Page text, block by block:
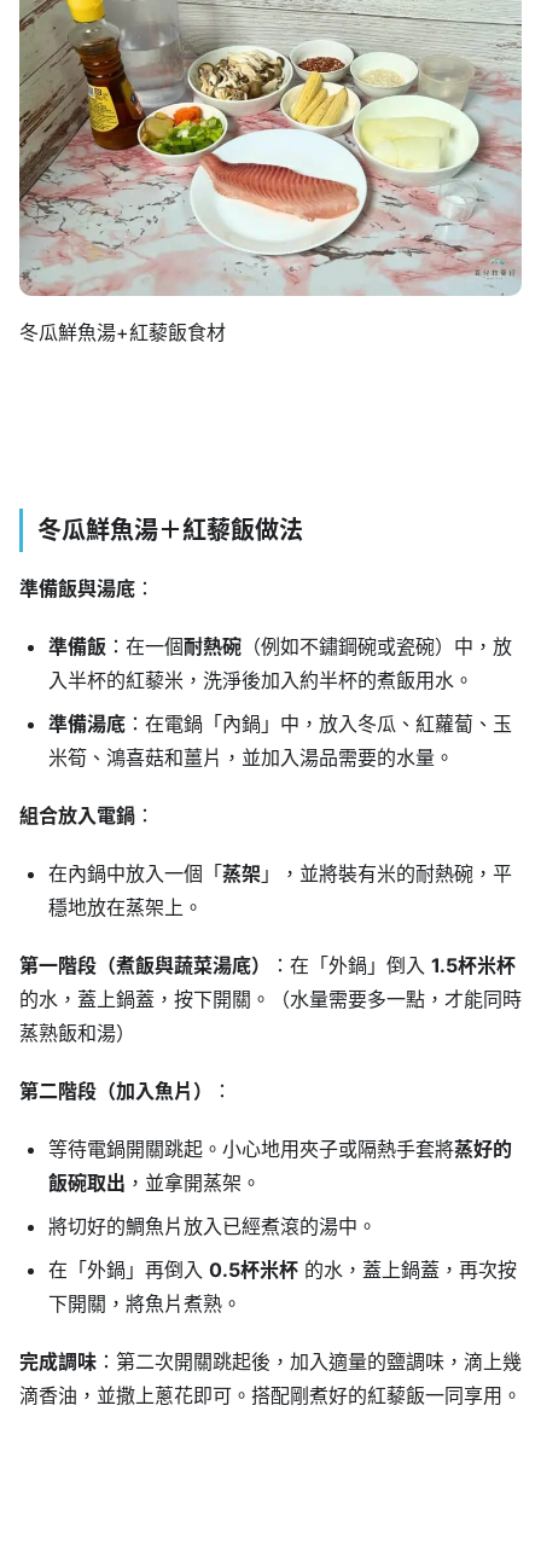
冬瓜鮮魚湯+紅藜飯食材
冬瓜鮮魚湯＋紅藜飯做法
準備飯與湯底 ：
準備飯 ：在一個耐熱碗 （例如不鏽鋼碗或瓷碗）中，放
入半杯的紅藜米，洗淨後加入約半杯的煮飯用水。
準備湯底 ：在電鍋「內鍋」中，放入冬瓜、紅蘿蔔、玉
米筍、鴻喜菇和薑片，並加入湯品需要的水量。
組合放入電鍋 ：
在內鍋中放入一個「蒸架 」，並將裝有米的耐熱碗，平
穩地放在蒸架上。
第一階段（煮飯與蔬菜湯底） ：在「外鍋」倒入 1.5杯米杯
的水，蓋上鍋蓋，按下開關。（水量需要多一點，才能同時
蒸熟飯和湯）
第二階段（加入魚片） ：
等待電鍋開關跳起。小心地用夾子或隔熱手套將蒸好的
飯碗取出 ，並拿開蒸架。
將切好的鯛魚片放入已經煮滾的湯中。
在「外鍋」再倒入 0.5杯米杯 的水，蓋上鍋蓋，再次按
下開關，將魚片煮熟。
完成調味 ：第二次開關跳起後，加入適量的鹽調味，滴上幾
滴香油，並撒上蔥花即可。搭配剛煮好的紅藜飯一同享用。